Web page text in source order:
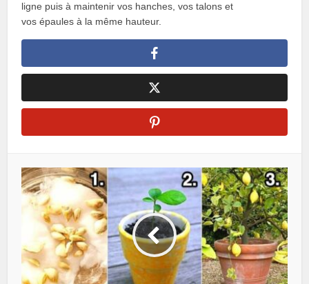
ligne puis à maintenir vos hanches, vos talons et
vos épaules à la même hauteur.